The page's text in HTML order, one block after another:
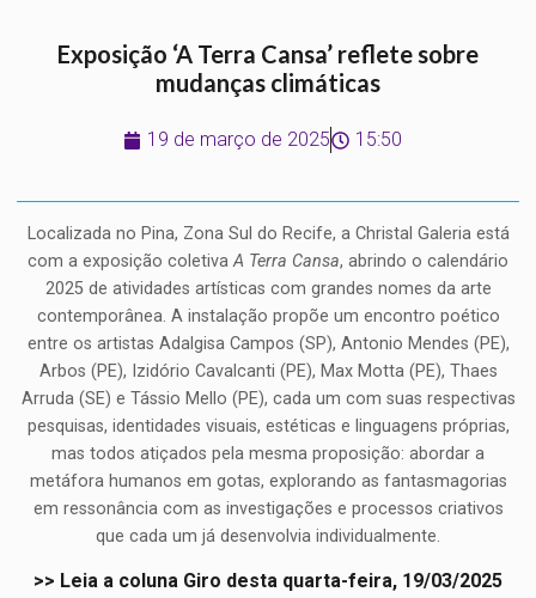
Exposição ‘A Terra Cansa’ reflete sobre
mudanças climáticas
19 de março de 2025 15:50
Localizada no Pina, Zona Sul do Recife, a Christal Galeria está
com a exposição coletivaA Terra Cansa, abrindo o calendário
2025 de atividades artísticas com grandes nomes da arte
contemporânea. A instalação propõe um encontro poético
entre os artistas Adalgisa Campos (SP), Antonio Mendes (PE),
Arbos (PE), Izidório Cavalcanti (PE), Max Motta (PE), Thaes
Arruda (SE) e Tássio Mello (PE), cada um com suas respectivas
pesquisas, identidades visuais, estéticas e linguagens próprias,
mas todos atiçados pela mesma proposição: abordar a
metáfora humanos em gotas, explorando as fantasmagorias
em ressonância com as investigações e processos criativos
que cada um já desenvolvia individualmente.
>> Leia a coluna Giro desta quarta-feira, 19/03/2025